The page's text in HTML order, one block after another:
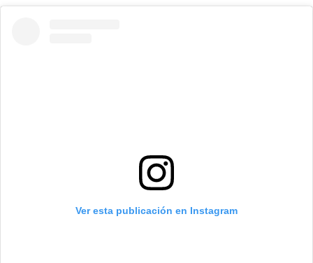
Ver esta publicación en Instagram